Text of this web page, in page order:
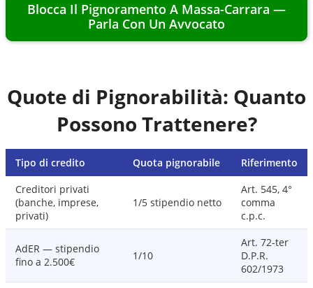
Blocca Il Pignoramento A Massa-Carrara —
Parla Con Un Avvocato
Quote di Pignorabilità: Quanto
Possono Trattenere?
Tipo di credito Quota pignorabile
Riferimento
Creditori privati
(banche, imprese,
privati)
1/5 stipendio netto
Art. 545, 4°
comma
c.p.c.
AdER — stipendio
fino a 2.500€
1/10
Art. 72-ter
D.P.R.
602/1973